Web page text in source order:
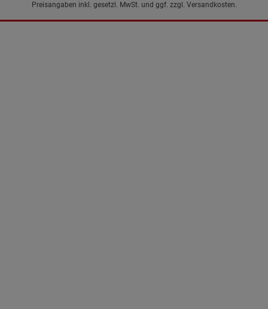
Preisangaben inkl. gesetzl. MwSt. und ggf. zzgl. Versandkosten.